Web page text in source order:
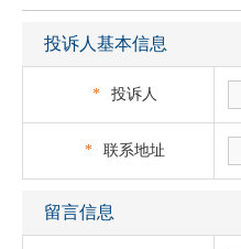
投诉人基本信息
* 投诉人
* 联系地址
留言信息